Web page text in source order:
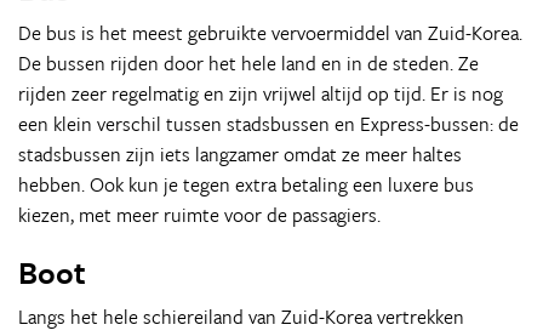
De bus is het meest gebruikte vervoermiddel van Zuid-Korea.
De bussen rijden door het hele land en in de steden. Ze
rijden zeer regelmatig en zijn vrijwel altijd op tijd. Er is nog
een klein verschil tussen stadsbussen en Express-bussen: de
stadsbussen zijn iets langzamer omdat ze meer haltes
hebben. Ook kun je tegen extra betaling een luxere bus
kiezen, met meer ruimte voor de passagiers.
Boot
Langs het hele schiereiland van Zuid-Korea vertrekken